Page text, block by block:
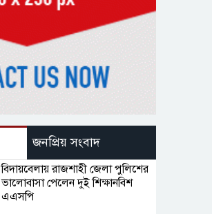
জনপ্রিয় সংবাদ
বিদায়বেলায় রাজশাহী জেলা পুলিশের
ভালোবাসা পেলেন দুই শিক্ষানবিশ
এএসপি